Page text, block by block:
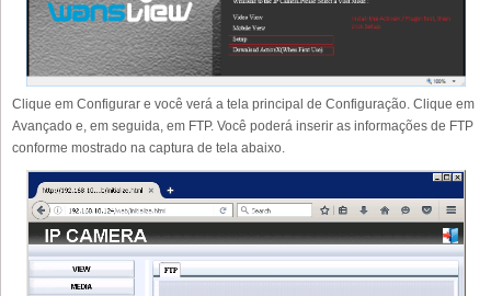
Clique em Configurar e você verá a tela principal de Configuração. Clique em
Avançado e, em seguida, em FTP. Você poderá inserir as informações de FTP
conforme mostrado na captura de tela abaixo.